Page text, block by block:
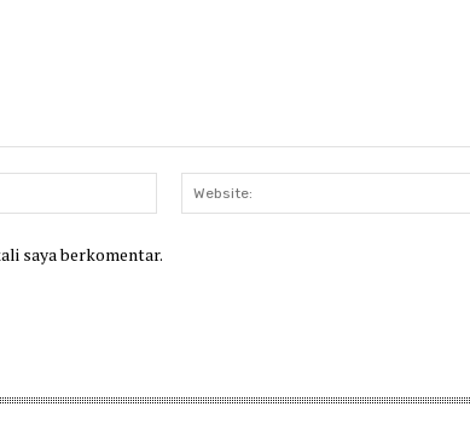
Email:*
saya berkomentar.